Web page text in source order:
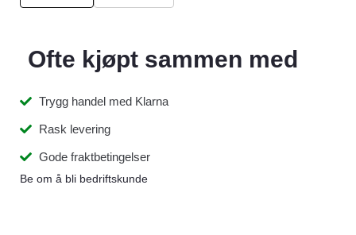
Ofte kjøpt sammen med
Trygg handel med Klarna
Rask levering
Gode fraktbetingelser
Be om å bli bedriftskunde